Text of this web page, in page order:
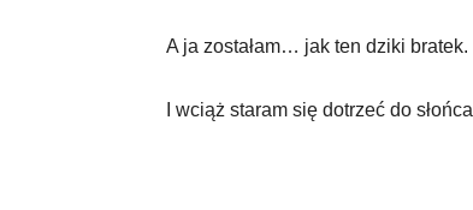
A ja zostałam… jak ten dziki bratek.
I wciąż staram się dotrzeć do